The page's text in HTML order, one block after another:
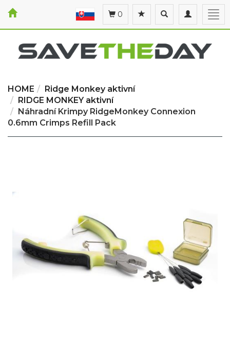
Toggle
navigation
Toggle
search
0
HOME
Ridge Monkey aktivní
RIDGE MONKEY aktivní
Náhradní Krimpy RidgeMonkey Connexion
0.6mm Crimps Refill Pack